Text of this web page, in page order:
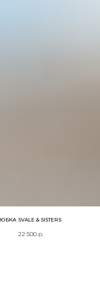
ЮБКА SVALE & SISTERS
22 500 р.